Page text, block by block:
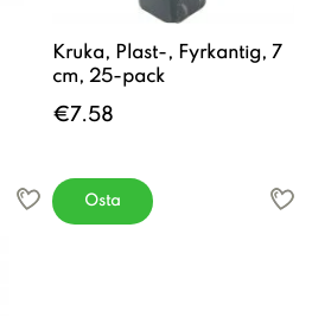
Kruka, Plast-, Fyrkantig, 7
cm, 25-pack
€7.58
Osta